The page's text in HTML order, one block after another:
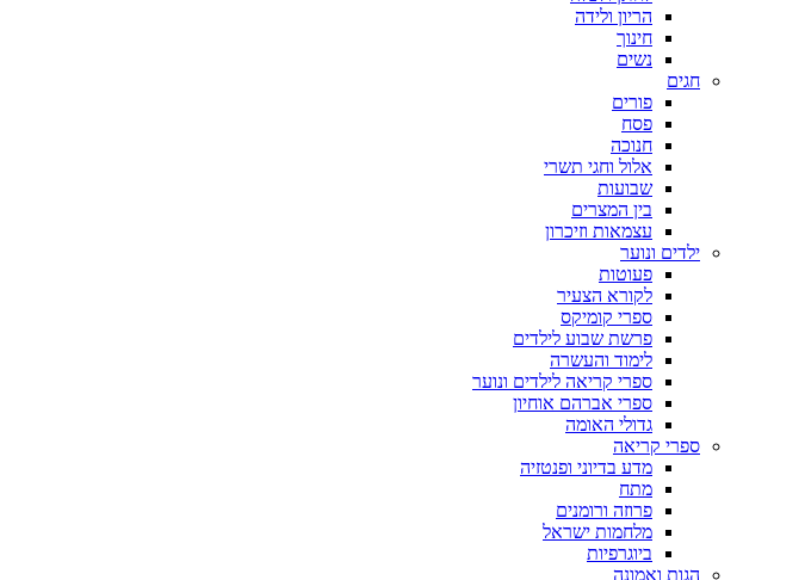
הריון ולידה
חינוך
נשים
חגים
פורים
פסח
חנוכה
אלול וחגי תשרי
שבועות
בין המצרים
עצמאות וזיכרון
ילדים ונוער
פעוטות
לקורא הצעיר
ספרי קומיקס
פרשת שבוע לילדים
לימוד והעשרה
ספרי קריאה לילדים ונוער
ספרי אברהם אוחיון
גדולי האומה
ספרי קריאה
מדע בדיוני ופנטזיה
מתח
פרוזה ורומנים
מלחמות ישראל
ביוגרפיות
הגות ואמונה